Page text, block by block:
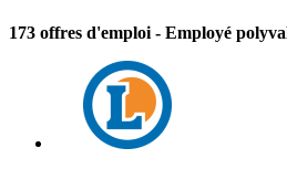
173 offres d'emploi - Employé